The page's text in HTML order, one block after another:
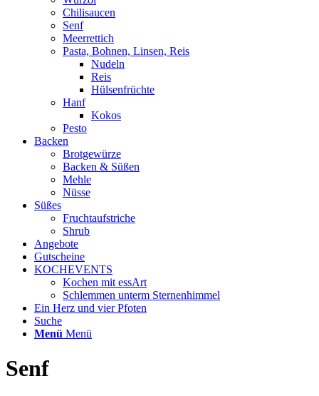
Chilisaucen
Senf
Meerrettich
Pasta, Bohnen, Linsen, Reis
Nudeln
Reis
Hülsenfrüchte
Hanf
Kokos
Pesto
Backen
Brotgewürze
Backen & Süßen
Mehle
Nüsse
Süßes
Fruchtaufstriche
Shrub
Angebote
Gutscheine
KOCHEVENTS
Kochen mit essArt
Schlemmen unterm Sternenhimmel
Ein Herz und vier Pfoten
Suche
Menü Menü
Senf